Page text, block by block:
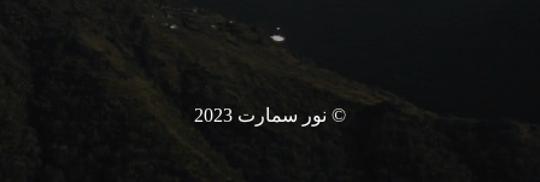
© نور سمارت 2023